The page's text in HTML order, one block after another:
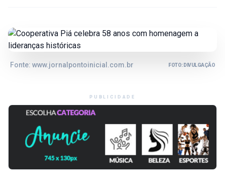
Fonte: www.jornalpontoinicial.com.br FOTO: DIVULGAÇÃO
PUBLICIDADE